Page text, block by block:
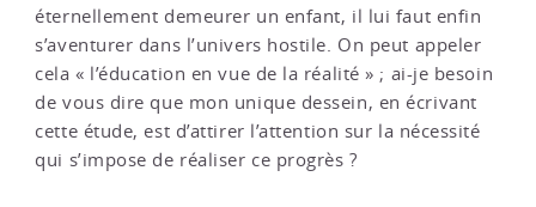
éternellement demeurer un enfant, il lui faut enfin
s’aventurer dans l’univers hostile. On peut appeler
cela « l’éducation en vue de la réalité » ; ai-je besoin
de vous dire que mon unique dessein, en écrivant
cette étude, est d’attirer l’attention sur la nécessité
qui s’impose de réaliser ce progrès ?